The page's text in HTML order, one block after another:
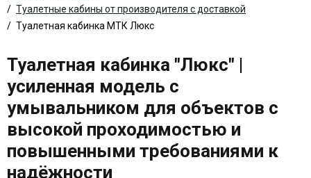
/ Туалетные кабины от производителя с доставкой
/ Туалетная кабинка МТК Люкс
Туалетная кабинка "Люкс" |
усиленная модель с
умывальником для объектов с
высокой проходимостью и
повышенными требованиями к
надёжности